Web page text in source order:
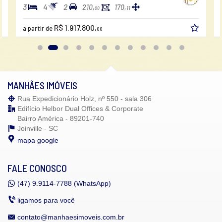
3 4 2 210,00 170,11
a partir de R$ 1.917.800,00
MANHÃES IMÓVEIS
Rua Expedicionário Holz, nº 550 - sala 306
Edifício Helbor Dual Offices & Corporate
Bairro América - 89201-740
Joinville - SC
mapa google
FALE CONOSCO
(47) 9.9114-7788 (WhatsApp)
ligamos para você
contato@manhaesimoveis.com.br